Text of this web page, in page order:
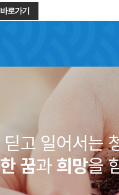
로가기
고 일어서는
꿈과희망을